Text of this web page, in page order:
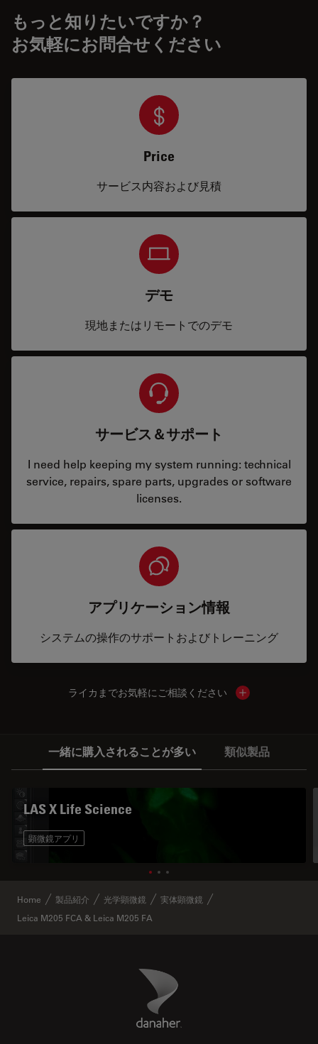
もっと知りたいですか？
お気軽にお問合せください
Price
サービス内容および見積
デモ
現地またはリモートでのデモ
サービス＆サポート
I need help keeping my system running: technical
service, repairs, spare parts, upgrades or software
licenses.
アプリケーション情報
システムの操作のサポートおよびトレーニング
ライカまでお気軽にご相談ください Show local
一緒に購入されることが多い 類似製品
LAS X Life Science
顕微鏡アプリ
Home 製品紹介 光学顕微鏡
実体顕微鏡
Leica M205 FCA & Leica M205 FA
Danaher Logo